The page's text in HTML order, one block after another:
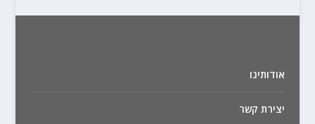
אודותינו
יצירת קשר